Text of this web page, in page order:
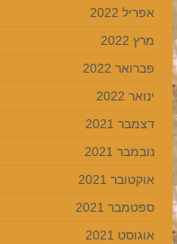
אפריל 2022
מרץ 2022
פברואר 2022
ינואר 2022
דצמבר 2021
נובמבר 2021
אוקטובר 2021
ספטמבר 2021
אוגוסט 2021